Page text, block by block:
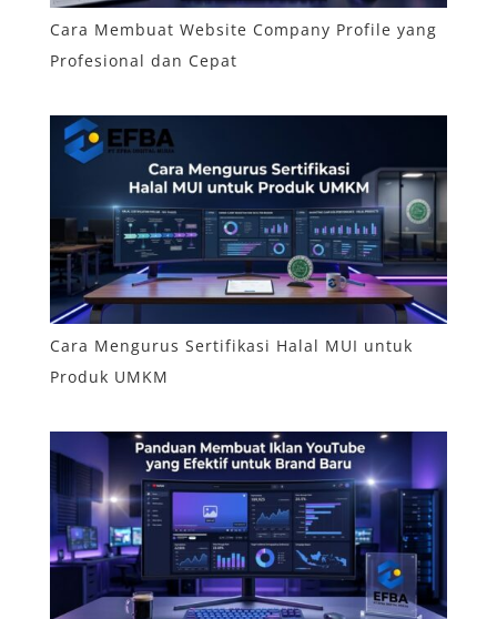
Cara Membuat Website Company Profile yang
Profesional dan Cepat
Cara Mengurus Sertifikasi Halal MUI untuk
Produk UMKM